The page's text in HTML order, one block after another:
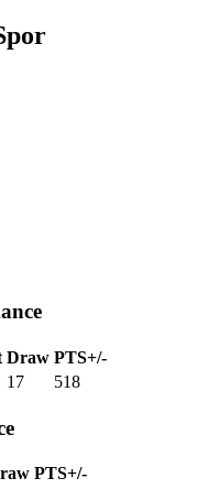
Draw PTS+/-
17 518
PTS+/-